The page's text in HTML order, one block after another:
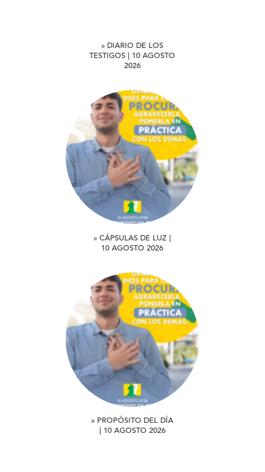
» DIARIO DE LOS
TESTIGOS | 10 AGOSTO
2026
» CÁPSULAS DE LUZ |
10 AGOSTO 2026
» PROPÓSITO DEL DÍA
| 10 AGOSTO 2026